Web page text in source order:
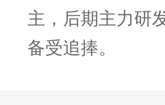
主，后期主力研
备受追捧。